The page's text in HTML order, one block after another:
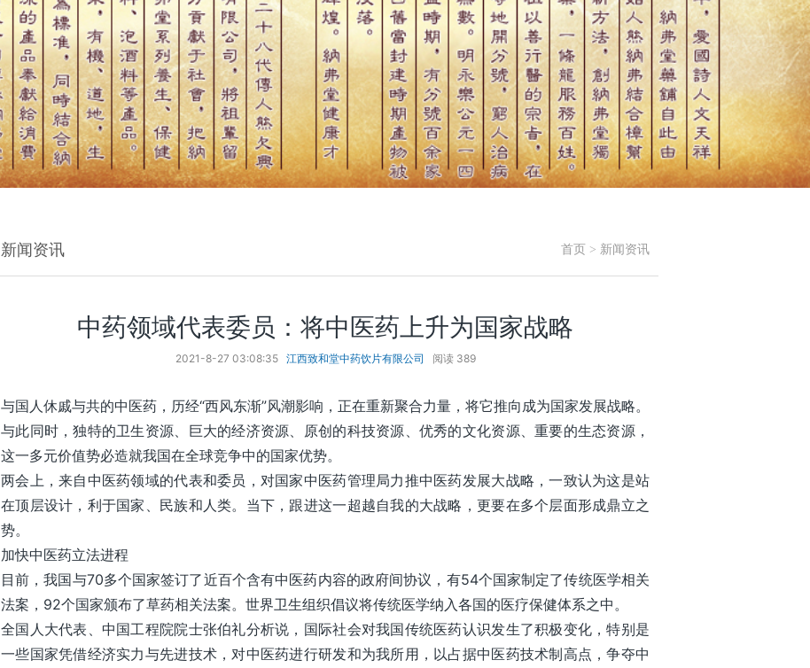
新闻资讯 首页 > 新闻资讯
中药领域代表委员：将中医药上升为国家战略
2021-8-27 03:08:35 江西致和堂中药饮片有限公司 阅读389
与国人休戚与共的中医药，历经“西风东渐”风潮影响，正在重新聚合力量，将它推向成为国家发展战略。
与此同时，独特的卫生资源、巨大的经济资源、原创的科技资源、优秀的文化资源、重要的生态资源，
这一多元价值势必造就我国在全球竞争中的国家优势。
两会上，来自中医药领域的代表和委员，对国家中医药管理局力推中医药发展大战略，一致认为这是站
在顶层设计，利于国家、民族和人类。当下，跟进这一超越自我的大战略，更要在多个层面形成鼎立之
势。
加快中医药立法进程
目前，我国与70多个国家签订了近百个含有中医药内容的政府间协议，有54个国家制定了传统医学相关
法案，92个国家颁布了草药相关法案。世界卫生组织倡议将传统医学纳入各国的医疗保健体系之中。
全国人大代表、中国工程院院士张伯礼分析说，国际社会对我国传统医药认识发生了积极变化，特别是
一些国家凭借经济实力与先进技术，对中医药进行研发和为我所用，以占据中医药技术制高点，争夺中